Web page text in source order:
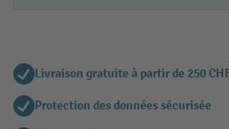
Livraison gratuite à partir de 250
Protection des données sécurisée